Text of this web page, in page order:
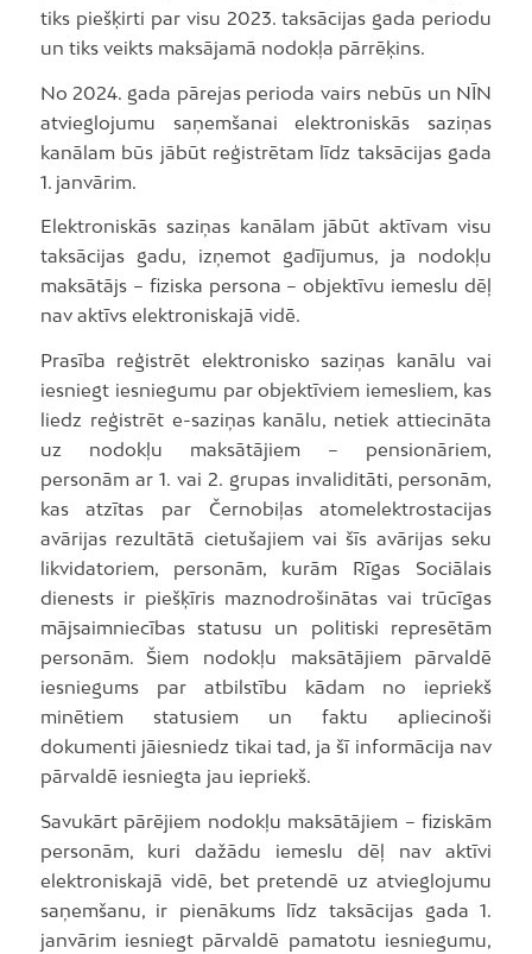
tiks piešķirti par visu 2023. taksācijas gada periodu
un tiks veikts maksājamā nodokļa pārrēķins.
No 2024. gada pārejas perioda vairs nebūs un NĪN
atvieglojumu saņemšanai elektroniskās saziņas
kanālam būs jābūt reģistrētam līdz taksācijas gada
1. janvārim.
Elektroniskās saziņas kanālam jābūt aktīvam visu
taksācijas gadu, izņemot gadījumus, ja nodokļu
maksātājs – fiziska persona – objektīvu iemeslu dēļ
nav aktīvs elektroniskajā vidē.
Prasība reģistrēt elektronisko saziņas kanālu vai
iesniegt iesniegumu par objektīviem iemesliem, kas
liedz reģistrēt e-saziņas kanālu, netiek attiecināta
uz nodokļu maksātājiem – pensionāriem,
personām ar 1. vai 2. grupas invaliditāti, personām,
kas atzītas par Černobiļas atomelektrostacijas
avārijas rezultātā cietušajiem vai šīs avārijas seku
likvidatoriem, personām, kurām Rīgas Sociālais
dienests ir piešķīris maznodrošinātas vai trūcīgas
mājsaimniecības statusu un politiski represētām
personām. Šiem nodokļu maksātājiem pārvaldē
iesniegums par atbilstību kādam no iepriekš
minētiem statusiem un faktu apliecinoši
dokumenti jāiesniedz tikai tad, ja šī informācija nav
pārvaldē iesniegta jau iepriekš.
Savukārt pārējiem nodokļu maksātājiem – fiziskām
personām, kuri dažādu iemeslu dēļ nav aktīvi
elektroniskajā vidē, bet pretendē uz atvieglojumu
saņemšanu, ir pienākums līdz taksācijas gada 1.
janvārim iesniegt pārvaldē pamatotu iesniegumu,